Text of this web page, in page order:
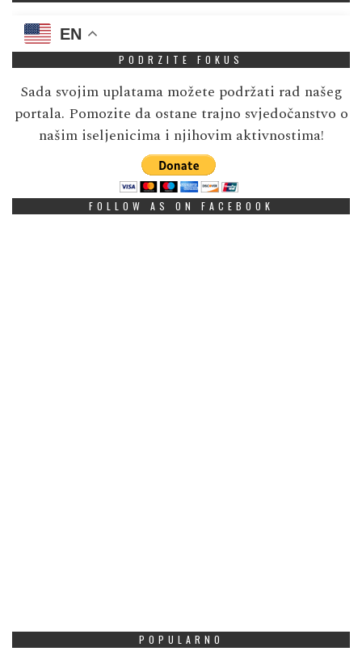
EN
PODRZITE FOKUS
Sada svojim uplatama možete podržati rad našeg
portala. Pomozite da ostane trajno svjedočanstvo o
našim iseljenicima i njihovim aktivnostima!
FOLLOW AS ON FACEBOOK
POPULARNO